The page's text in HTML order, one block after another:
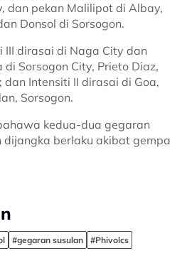
dan pekan Malilipot di Albay,
Donsol di Sorsogon.
III dirasai di Naga City dan
Sorsogon City, Prieto Diaz,
dan Intensiti II dirasai di Goa,
Sorsogon.
kedua-dua gegaran
dijangka berlaku akibat gempa
#gegaran susulan #Phivolcs